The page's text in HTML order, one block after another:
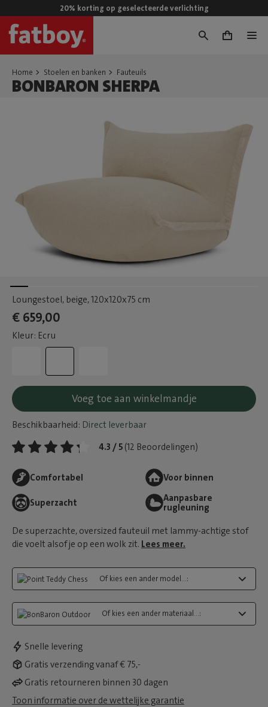
20% korting op geselecteerde verlichting
0
Home Stoelen en banken Fauteuils
BONBARON SHERPA
Loungestoel, beige, 120x120x75 cm
€ 659,00
Kleur: Ecru
Voeg toe aan winkelmandje
Beschikbaarheid: Direct leverbaar
4.3 / 5 (12 Beoordelingen)
Comfortabel Voor binnen
Superzacht
Aanpasbare
rugleuning
De superzachte, oversized fauteuil met lammy-achtige stof
die voelt alsof je op een wolk zit. Lees meer.
Of kies een ander model...:
Of kies een ander materiaal...:
Snelle levering
Gratis verzending vanaf € 75,-
Gratis retourneren binnen 30 dagen
Toon informatie over de wettelijke garantie